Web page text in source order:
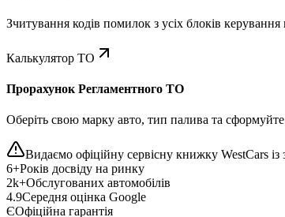
Зчитування кодів помилок з усіх блоків
Калькулятор ТО
Прорахунок Регламентного ТО
Оберіть свою марку авто, тип палива та
Видаємо офіційну сервісну книжку WestCars
6+Років досвіду на ринку
2k+Обслугованих автомобілів
4.9Середня оцінка Google
ЄОфіційна гарантія